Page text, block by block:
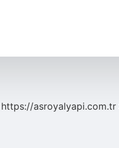
https://asroyalyapi.com.tr